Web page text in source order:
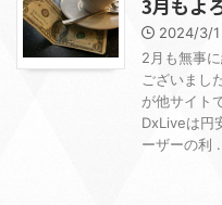
3月もよ
2024/3/1
2月も無事
ございまし
が他サイト
DxLiveは円
ーザーの利